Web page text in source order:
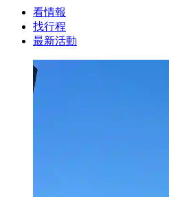
看情報
找行程
最新活動